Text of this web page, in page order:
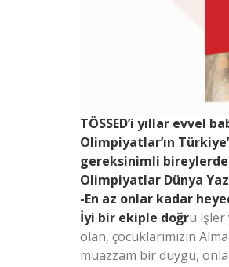
TÖSSED’i yıllar evvel
Olimpiyatlar’ın
gereksinimli
Olimpiyatlar Dünya
-En az onlar kadar
İyi bir ekiple doğru işler
olan, çocuklarımızın
muazzam bir duygu,